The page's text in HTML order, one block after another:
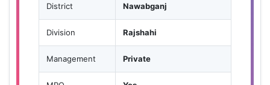
District Nawabganj
Division Rajshahi
Management Private